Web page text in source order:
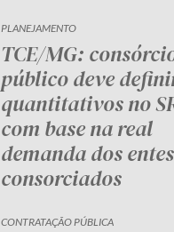
PLANEJAMENTO
TCE/MG:
público deve
quantitativos no
com base na real
demanda dos entes
consorciados
CONTRATAÇÃO PÚBLICA